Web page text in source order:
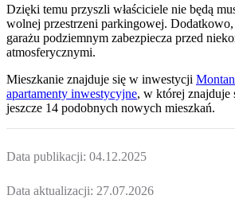
Dzięki temu przyszli właściciele nie będą
wolnej przestrzeni parkingowej.
garażu podziemnym zabezpiecza przed
atmosferycznymi.
Mieszkanie znajduje się w inwestycji
apartamenty inwestycyjne, w której znajduje
jeszcze 14 podobnych nowych mieszkań.
Data publikacji: 04.12.2025
Data aktualizacji: 27.07.2026